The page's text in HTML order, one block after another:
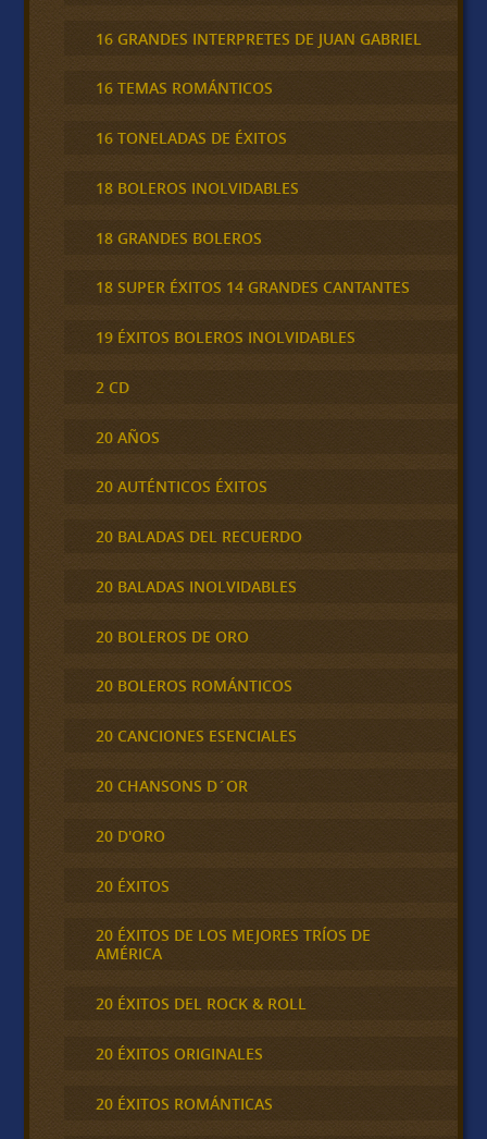
16 GRANDES INTERPRETES DE JUAN GABRIEL
16 TEMAS ROMÁNTICOS
16 TONELADAS DE ÉXITOS
18 BOLEROS INOLVIDABLES
18 GRANDES BOLEROS
18 SUPER ÉXITOS 14 GRANDES CANTANTES
19 ÉXITOS BOLEROS INOLVIDABLES
2 CD
20 AÑOS
20 AUTÉNTICOS ÉXITOS
20 BALADAS DEL RECUERDO
20 BALADAS INOLVIDABLES
20 BOLEROS DE ORO
20 BOLEROS ROMÁNTICOS
20 CANCIONES ESENCIALES
20 CHANSONS D´OR
20 D'ORO
20 ÉXITOS
20 ÉXITOS DE LOS MEJORES TRÍOS DE
AMÉRICA
20 ÉXITOS DEL ROCK & ROLL
20 ÉXITOS ORIGINALES
20 ÉXITOS ROMÁNTICAS